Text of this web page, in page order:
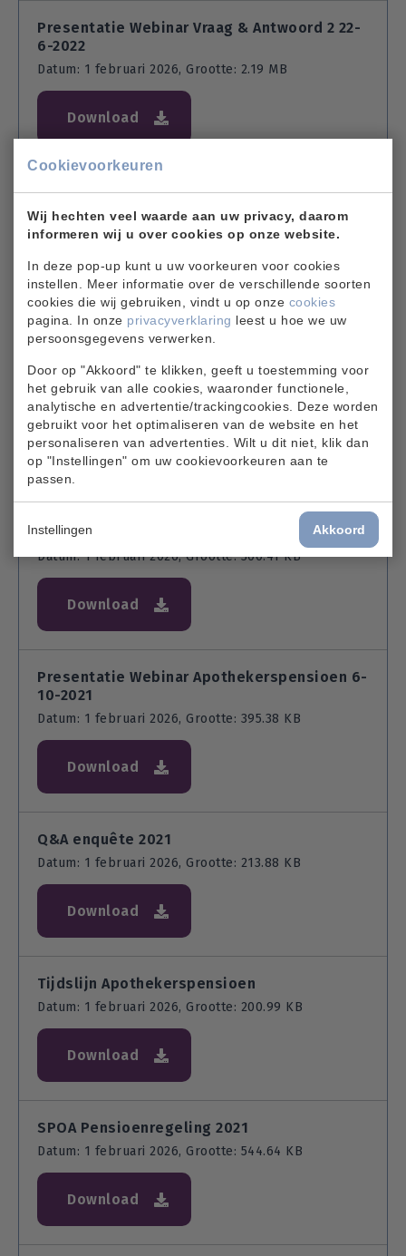
Cookievoorkeuren
Wij hechten veel waarde aan uw privacy, daarom
informeren wij u over cookies op onze website.
In deze pop-up kunt u uw voorkeuren voor cookies
instellen. Meer informatie over de verschillende soorten
cookies die wij gebruiken, vindt u op onze cookies
pagina. In onze privacyverklaring leest u hoe we uw
persoonsgegevens verwerken.
Door op "Akkoord" te klikken, geeft u toestemming voor
het gebruik van alle cookies, waaronder functionele,
analytische en advertentie/trackingcookies. Deze worden
gebruikt voor het optimaliseren van de website en het
personaliseren van advertenties. Wilt u dit niet, klik dan
op "Instellingen" om uw cookievoorkeuren aan te
passen.
Instellingen Akkoord
Presentatie Webinar Vraag & Antwoord 2 22-
6-2022
Datum: 1 februari 2026, Grootte: 2.19 MB
Download
Presentatie Webinar Hoofdlijnenvoorstel 2-
3-2022
Datum: 1 februari 2026, Grootte: 1.56 MB
Download
november 2021
Datum: 1 februari 2026, Grootte: 726.3 KB
Download
Q & A enquete 2021 aangevuld met vragen
webinar oktober 6-10-21
Datum: 1 februari 2026, Grootte: 300.41 KB
Download
Presentatie Webinar Apothekerspensioen 6-
10-2021
Datum: 1 februari 2026, Grootte: 395.38 KB
Download
Q&A enquête 2021
Datum: 1 februari 2026, Grootte: 213.88 KB
Download
Tijdslijn Apothekerspensioen
Datum: 1 februari 2026, Grootte: 200.99 KB
Download
SPOA Pensioenregeling 2021
Datum: 1 februari 2026, Grootte: 544.64 KB
Download